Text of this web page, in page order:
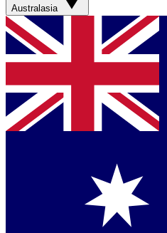
Australasia